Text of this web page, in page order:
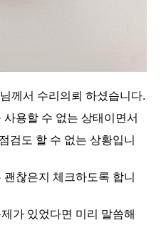
께서 수리의뢰 하셨습니다.
용할 수 없는 상태이면서
검도 할 수 없는 상황입니
찮은지 체크하도록 합니
가 있었다면 미리 말씀해